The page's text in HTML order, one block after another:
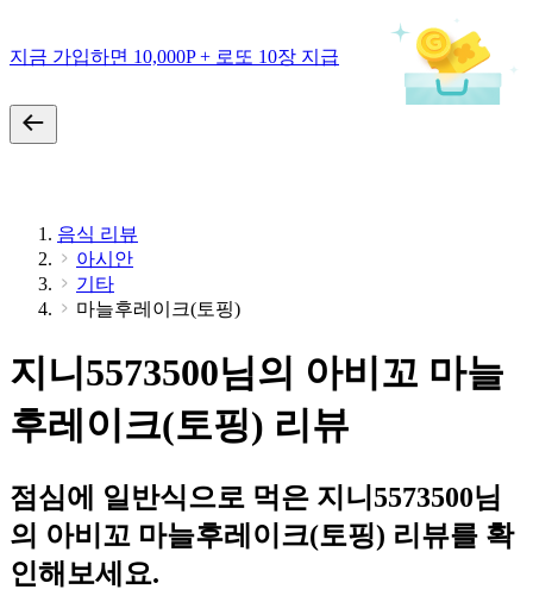
지금 가입하면 10,000P + 로또 10장 지급
음식 리뷰
아시안
기타
마늘후레이크(토핑)
지니5573500님의 아비꼬 마늘
후레이크(토핑) 리뷰
점심에 일반식으로 먹은 지니5573500님
의 아비꼬 마늘후레이크(토핑) 리뷰를 확
인해보세요.